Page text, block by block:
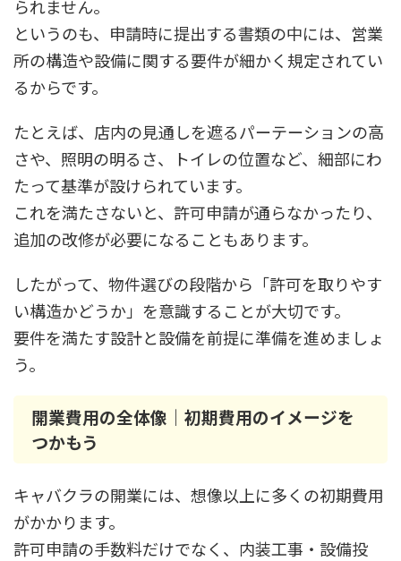
られません。
というのも、申請時に提出する書類の中には、営業
所の構造や設備に関する要件が細かく規定されてい
るからです。
たとえば、店内の見通しを遮るパーテーションの高
さや、照明の明るさ、トイレの位置など、細部にわ
たって基準が設けられています。
これを満たさないと、許可申請が通らなかったり、
追加の改修が必要になることもあります。
したがって、物件選びの段階から「許可を取りやす
い構造かどうか」を意識することが大切です。
要件を満たす設計と設備を前提に準備を進めましょ
う。
開業費用の全体像｜初期費用のイメージを
つかもう
キャバクラの開業には、想像以上に多くの初期費用
がかかります。
許可申請の手数料だけでなく、内装工事・設備投